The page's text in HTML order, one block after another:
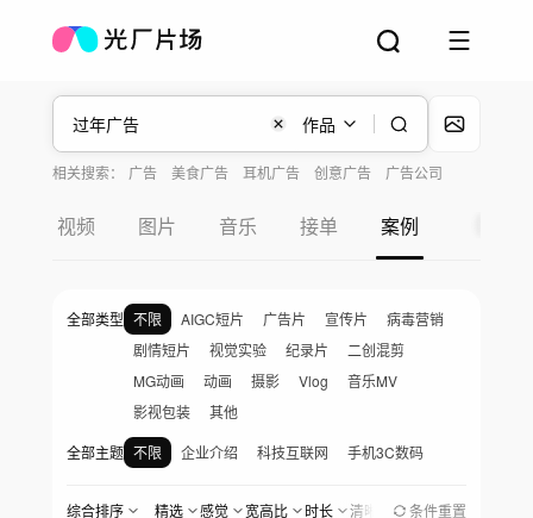
作品
相关搜索： 广告 美食广告 耳机广告 创意广告 广告公司
视频 图片 音乐 接单 案例
全部类型 不限 AIGC短片 广告片 宣传片
病毒营销
剧情短片
视觉实验 纪录片
二创混剪
MG动画
动画 摄影 Vlog
音乐MV
影视包装
其他
全部主题 不限 企业介绍 科技互联网
手机3C数码
美食餐饮
家居家电 服饰美妆
婚礼爱情
综合排序 精选 感觉 宽高比 时长 清晰度 地区 创作时间
条件重置